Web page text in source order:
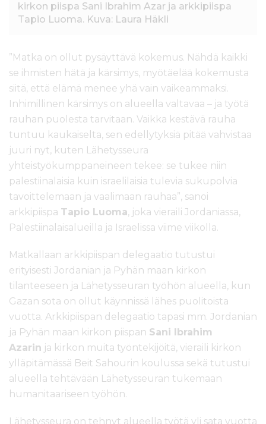
kirkon piispa Sani Ibrahim Azar ja arkkipiispa
Tapio Luoma. Kuva: Laura Häkli
”Matka on ollut pysäyttävä kokemus. Nähdä kaikki
se ihmisten hätä ja kärsimys, myötäelää kokemusta
siitä, että elämä menee yhä vain vaikeammaksi.
Inhimillinen kärsimys on alueella valtavaa – ja työtä
rauhan puolesta tarvitaan. Vaikka kestävä rauha
tuntuu kaukaiselta, sen edellytyksiä pitää vahvistaa
juuri nyt, kuten Lähetysseura
yhteistyökumppaneineen tekee: se tukee niin
palestiinalaisia kuin israelilaisia tulevia sukupolvia
tavoittelemaan ja vaalimaan rauhaa”, sanoi
arkkipiispa Tapio Luoma, joka vieraili Jordaniassa,
Palestiinalaisalueilla ja Israelissa viime viikolla.
Matkallaan arkkipiispan delegaatio tutustui
erityisesti Jordanian ja Pyhän maan kirkon
tilanteeseen ja Lähetysseuran työhön alueella, kun
Gazan sota on ollut käynnissä lähes puolitoista
vuotta. Arkkipiispan delegaatio tapasi mm. Jordanian
ja Pyhän maan kirkon piispan Sani Ibrahim
Azarin ja kirkon muita työntekijöitä, vieraili kirkon
ylläpitämässä Beit Sahourin koulussa sekä tutustui
alueella tehtävään Lähetysseuran tukemaan
humanitaariseen työhön.
Lähetysseura on tehnyt alueella työtä yli sata vuotta